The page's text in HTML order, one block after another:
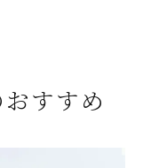
すすめ